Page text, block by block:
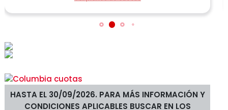
HASTA EL 30/09/2026. PARA MÁS INFORMACIÓN Y
CONDICIONES APLICABLES BUSCAR EN LOS